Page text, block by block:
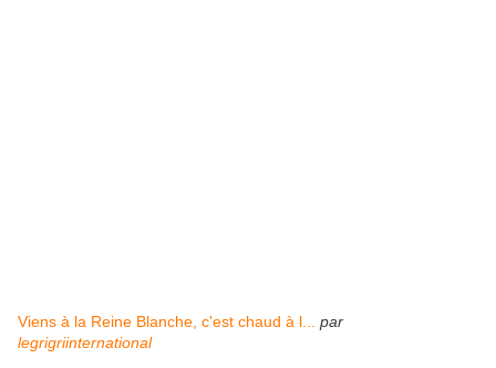
Viens à la Reine Blanche, c'est chaud à l...
par
legrigriinternational